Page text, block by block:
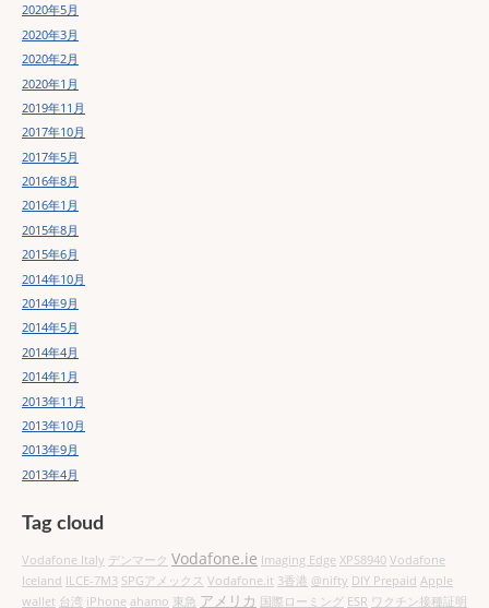
2020年5月
2020年3月
2020年2月
2020年1月
2019年11月
2017年10月
2017年5月
2016年8月
2016年1月
2015年8月
2015年6月
2014年10月
2014年9月
2014年5月
2014年4月
2014年1月
2013年11月
2013年10月
2013年9月
2013年4月
Tag cloud
Vodafone Italy デンマーク Vodafone.ie Imaging Edge XPS8940 Vodafone
Iceland ILCE-7M3 SPGアメックス Vodafone.it 3香港 @nifty DIY Prepaid Apple
wallet 台湾 iPhone ahamo 東急 アメリカ 国際ローミング ESR ワクチン接種証明